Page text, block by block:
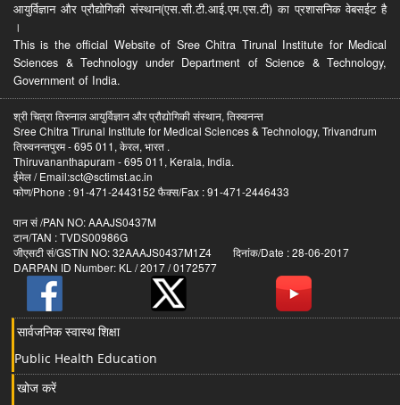
आयुर्विज्ञान और प्रौद्योगिकी संस्थान(एस.सी.टी.आई.एम.एस.टी) का प्रशासनिक वेबसईट है
।
This is the official Website of Sree Chitra Tirunal Institute for Medical
Sciences & Technology under Department of Science & Technology,
Government of India.
श्री चित्रा तिरुनाल आयुर्विज्ञान और प्रौद्योगिकी संस्थान, तिरुवनन्त
Sree Chitra Tirunal Institute for Medical Sciences & Technology, Trivandrum
तिरुवनन्तपुरम - 695 011, केरल, भारत .
Thiruvananthapuram - 695 011, Kerala, India.
ईमेल / Email:sct@sctimst.ac.in
फोण/Phone : 91-471-2443152 फैक्स/Fax : 91-471-2446433
पान सं /PAN NO: AAAJS0437M
टान/TAN : TVDS00986G
जीएसटी सं/GSTIN NO: 32AAAJS0437M1Z4 दिनांक/Date : 28-06-2017
DARPAN ID Number: KL / 2017 / 0172577
सार्वजनिक स्वास्थ शिक्षा
Public Health Education
खोज करें